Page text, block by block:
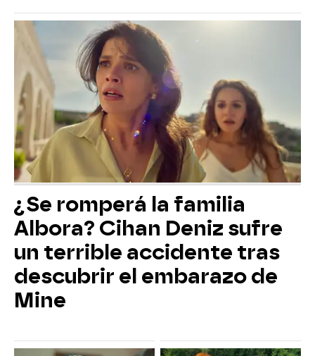
¿Se romperá la familia
Albora? Cihan Deniz sufre
un terrible accidente tras
descubrir el embarazo de
Mine